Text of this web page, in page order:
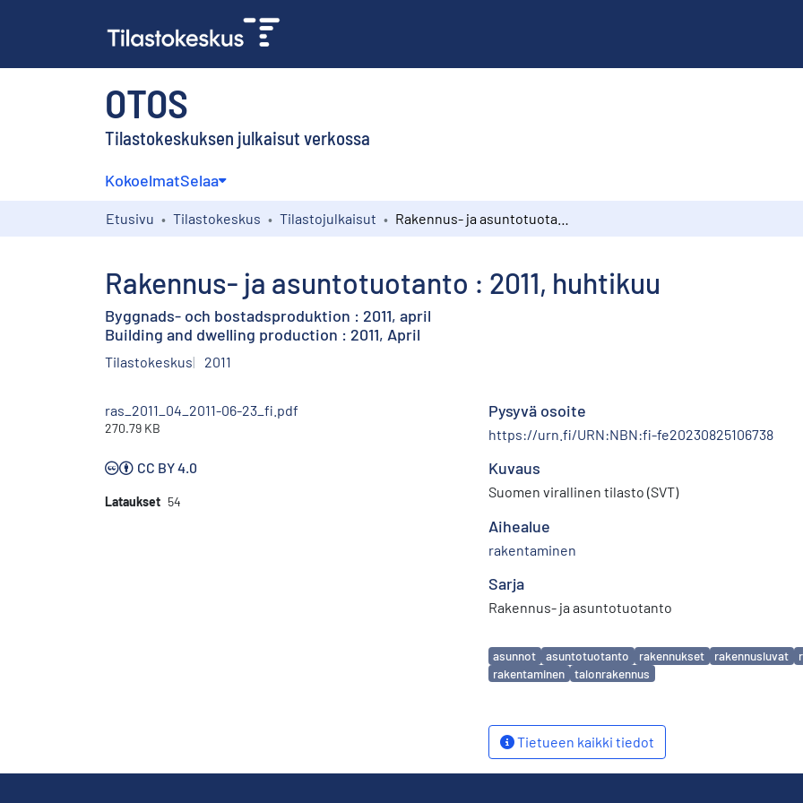
OTOS
Tilastokeskuksen julkaisut verkossa
KokoelmatSelaa
Etusivu Tilastokeskus Tilastojulkaisut
Rakennus- ja asuntotuotanto : 2011, huhtikuu
Byggnads- och bostadsproduktion : 2011, april
Building and dwelling production : 2011, April
Tilastokeskus 2011
ras_2011_04_2011-06-23_fi.pdf
270.79 KB
CC BY 4.0
Lataukset 54
Pysyvä osoite
https://urn.fi/URN:NBN:fi-fe20230825106738
Kuvaus
Suomen virallinen tilasto (SVT)
Aihealue
rakentaminen
Sarja
Rakennus- ja asuntotuotanto
Avainsanat
asunnot asuntotuotanto rakennukset rakennusluvat
rakentaminen
talonrakennus
Tietueen kaikki tiedot